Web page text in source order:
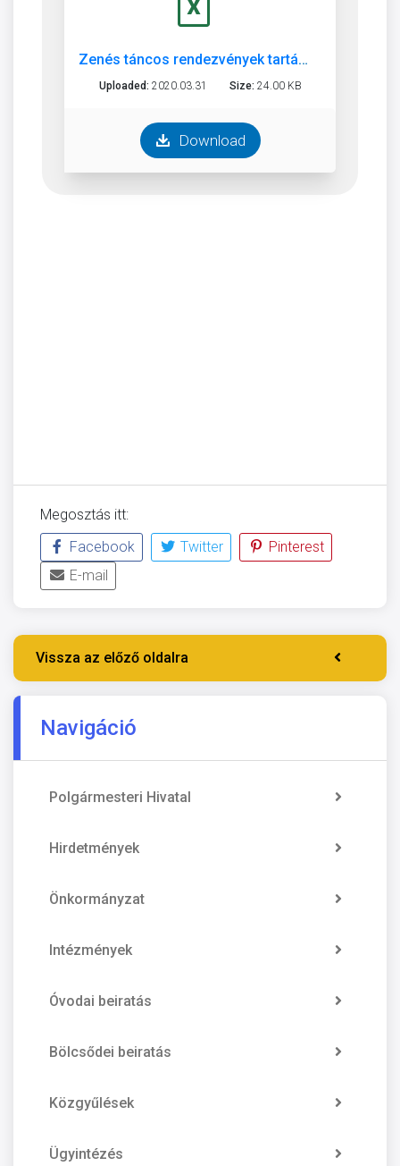
Zenés táncos rendezvények tartásától eltiltottak jegyzéke
Uploaded: 2020.03.31 Size: 24.00 KB
Download
Megosztás itt:
Facebook
Twitter
Pinterest
E-mail
Vissza az előző oldalra
Navigáció
Polgármesteri Hivatal
Hirdetmények
Önkormányzat
Intézmények
Óvodai beiratás
Bölcsődei beiratás
Közgyűlések
Ügyintézés